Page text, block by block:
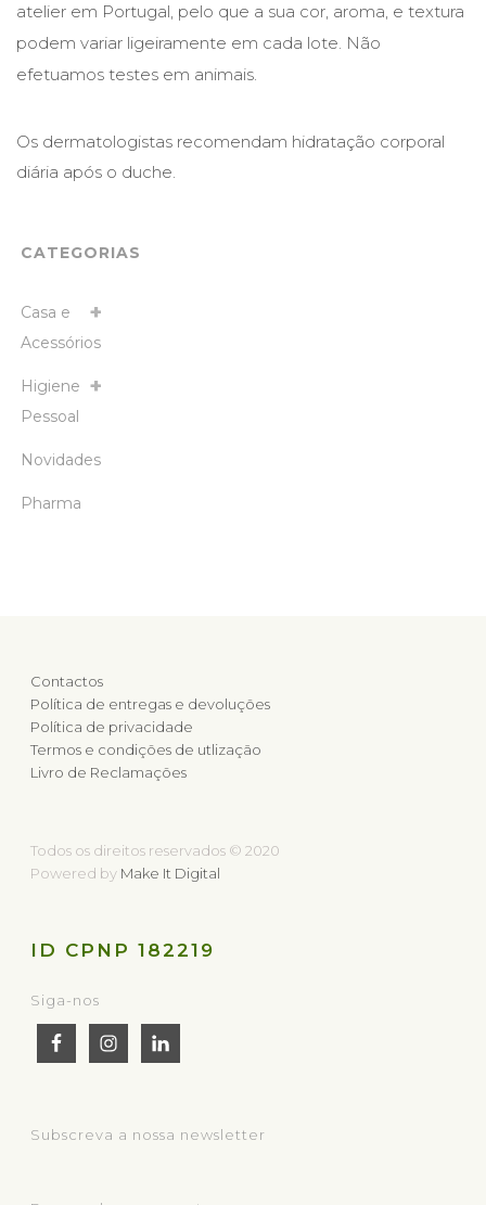
atelier em Portugal, pelo que a sua cor, aroma, e textura
podem variar ligeiramente em cada lote. Não
efetuamos testes em animais.
Os dermatologistas recomendam hidratação corporal
diária após o duche.
CATEGORIAS
Casa e
Acessórios
Higiene
Pessoal
Novidades
Pharma
Contactos
Política de entregas e devoluções
Política de privacidade
Termos e condições de utlização
Livro de Reclamações
Todos os direitos reservados © 2020
Powered by Make It Digital
ID CPNP 182219
Siga-nos
Subscreva a nossa newsletter